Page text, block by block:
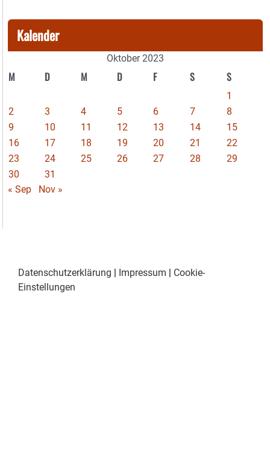
Kalender
Oktober 2023
M D M D F S S
1
2
3 4 5 6 7
8
9
10 11 12 13 14
15
16
17 18 19 20 21
22
23
24 25 26 27 28
29
30
31
« Sep
Nov »
Datenschutzerklärung | Impressum | Cookie-
Einstellungen